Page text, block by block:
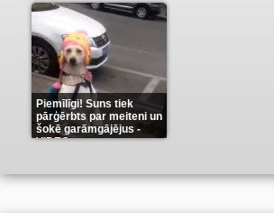
Piemīlīgi! Suns tiek
pārģērbts par meiteni un
šokē garāmgājējus -
VIDEO(8)